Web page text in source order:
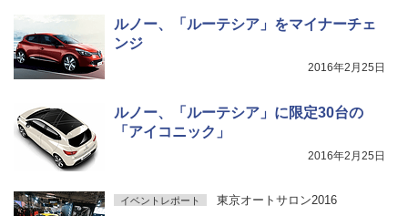
ルノー、「ルーテシア」をマイナーチェ
ンジ
2016年2月25日
ルノー、「ルーテシア」に限定30台の
「アイコニック」
2016年2月25日
イベントレポート 東京オートサロン2016